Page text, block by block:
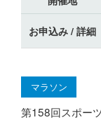
お申込み / 詳細
マラソン
第158回スポー